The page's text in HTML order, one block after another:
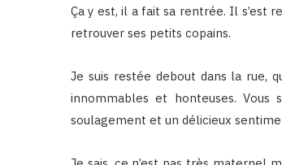
Ça y est, il a fait sa rentrée. Il s’est
retrouver ses petits copains.
Je suis restée debout dans la rue,
innommables et honteuses. Vous
soulagement et un délicieux